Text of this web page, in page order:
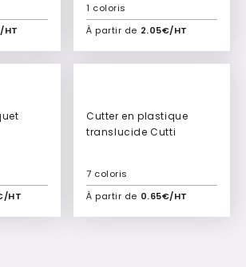
HT
devis
À partir de 2.05€/HT
1 coloris
Ajouter à mon devis
HT
devis
Cutter en plastique
translucide Cutti
À partir de 0.65€/HT
7 coloris
Ajouter à mon devis